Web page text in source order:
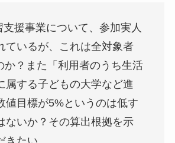
支援事業について、参加実人
ているが、これは全対象者
か？また「利用者のうち生活
属する子どもの大学など進
値目標が5%というのは低す
ないか？その算出根拠を示
きたい